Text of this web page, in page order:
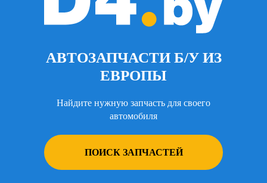
АВТОЗАПЧАСТИ Б/У ИЗ
ЕВРОПЫ
Найдите нужную запчасть для своего
автомобиля
ПОИСК ЗАПЧАСТЕЙ